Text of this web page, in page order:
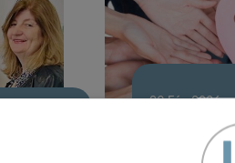
soutien
09 Fév 2026
La
met en